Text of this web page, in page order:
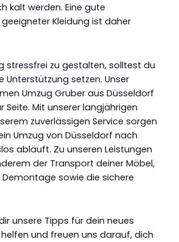
kalt werden. Eine gute
Kleidung ist daher
stressfrei zu gestalten, solltest du
Unterstützung setzen. Unser
Umzug Gruber aus Düsseldorf
Seite. Mit unserer langjährigen
zuverlässigen Service sorgen
Umzug von Düsseldorf nach
abläuft. Zu unseren Leistungen
der Transport deiner Möbel,
sowie die sichere
unsere Tipps für dein neues
helfen und freuen uns darauf, dich